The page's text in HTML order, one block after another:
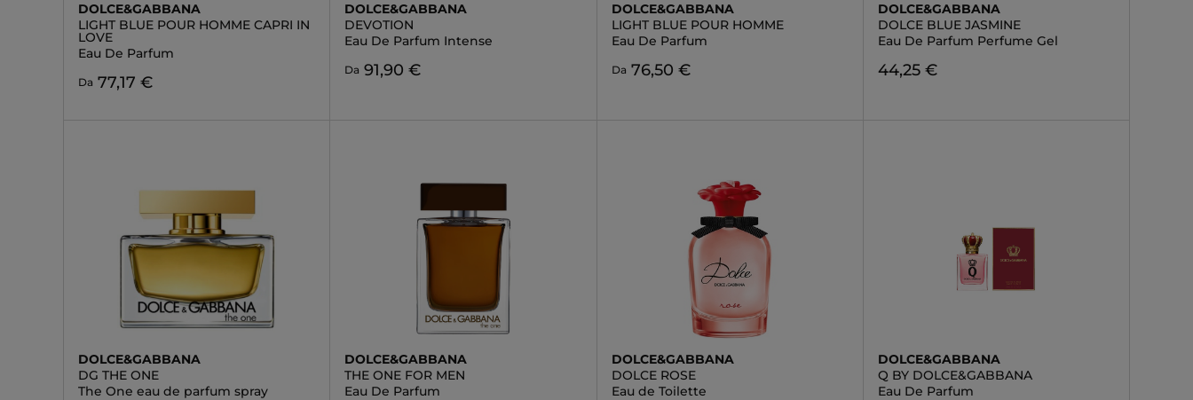
DOLCE&GABBANA
LIGHT BLUE POUR HOMME CAPRI IN
LOVE
Eau De Parfum
Da 77,17 €
DOLCE&GABBANA
DEVOTION
Eau De Parfum Intense
Da 91,90 €
DOLCE&GABBANA
LIGHT BLUE POUR HOMME
Eau De Parfum
Da 76,50 €
DOLCE&GABBANA
DOLCE BLUE JASMINE
Eau De Parfum Perfume Gel
44,25 €
DOLCE&GABBANA
DG THE ONE
The One eau de parfum spray
DOLCE&GABBANA
THE ONE FOR MEN
Eau De Parfum
DOLCE&GABBANA
DOLCE ROSE
Eau de Toilette
DOLCE&GABBANA
Q BY DOLCE&GABBANA
Eau De Parfum